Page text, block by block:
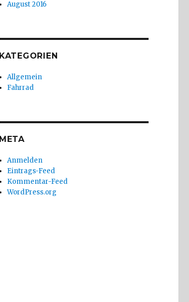
August 2016
KATEGORIEN
Allgemein
Fahrrad
META
Anmelden
Eintrags-Feed
Kommentar-Feed
WordPress.org